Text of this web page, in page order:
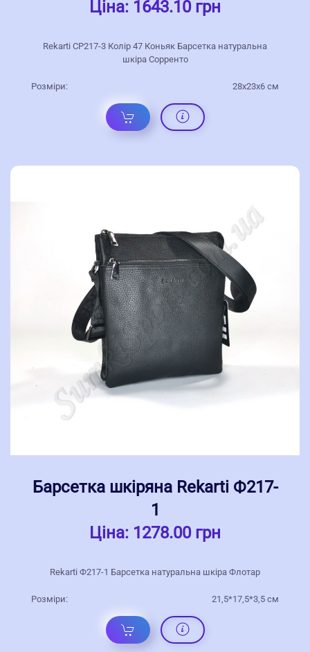
Ціна: 1643.10 грн
Rekarti СР217-3 Колір 47 Коньяк Барсетка натуральна
шкіра Сорренто
Розміри: 28х23х6 см
Барсетка шкіряна Rekarti Ф217-
1
Ціна: 1278.00 грн
Rekarti Ф217-1 Барсетка натуральна шкіра Флотар
Розміри: 21,5*17,5*3,5 см